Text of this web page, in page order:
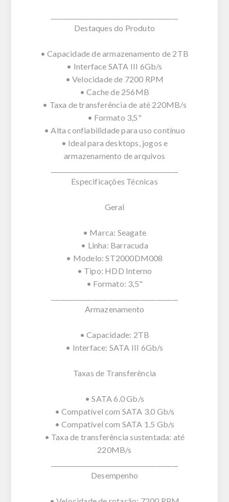
Destaques do Produto
• Capacidade de armazenamento de 2TB
• Interface SATA III 6Gb/s
• Velocidade de 7200 RPM
• Cache de 256MB
• Taxa de transferência de até 220MB/s
• Formato 3,5"
• Alta confiabilidade para uso contínuo
• Ideal para desktops, jogos e
armazenamento de arquivos
Especificações Técnicas
Geral
• Marca: Seagate
• Linha: Barracuda
• Modelo: ST2000DM008
• Tipo: HDD Interno
• Formato: 3,5"
Armazenamento
• Capacidade: 2TB
• Interface: SATA III 6Gb/s
Taxas de Transferência
• SATA 6.0 Gb/s
• Compatível com SATA 3.0 Gb/s
• Compatível com SATA 1.5 Gb/s
• Taxa de transferência sustentada: até
220MB/s
Desempenho